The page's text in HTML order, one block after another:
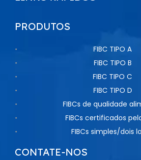
PRODUTOS
FIBC TIPO A
FIBC TIPO B
FIBC TIPO C
FIBC TIPO D
FIBCs de qualidade
FIBCs certificados
FIBCs simples/dois
CONTATE-NOS